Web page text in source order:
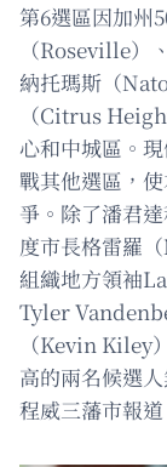
第6選區因加州
（Roseville）
納托瑪斯（
（Citrus
心和中城區。
戰其他選區，
爭。除了潘君
度市長格雷羅
組織地方領袖
Tyler
（Kevin Kiley
高的兩名候選
程威三藩市報道